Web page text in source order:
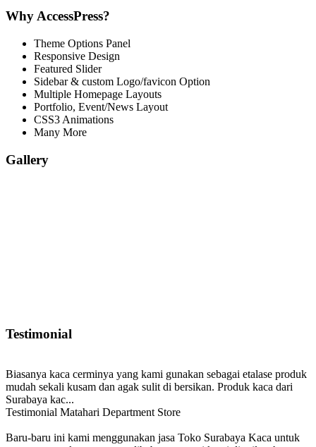
Why AccessPress?
Theme Options Panel
Responsive Design
Featured Slider
Sidebar & custom Logo/favicon Option
Multiple Homepage Layouts
Portfolio, Event/News Layout
CSS3 Animations
Many More
Gallery
Testimonial
Biasanya kaca cerminya yang kami gunakan sebagai etalase produk
mudah sekali kusam dan agak sulit di bersikan. Produk kaca dari
Surabaya kac...
Testimonial Matahari Department Store
Baru-baru ini kami menggunakan jasa Toko Surabaya Kaca untuk